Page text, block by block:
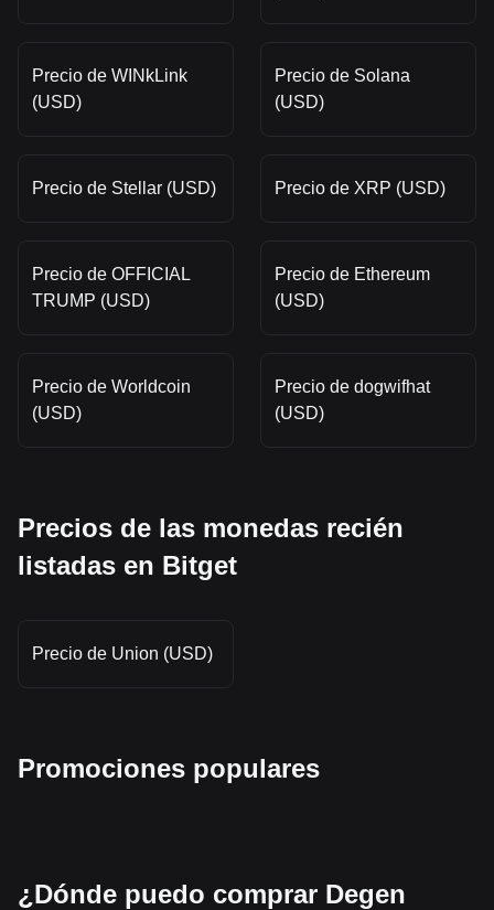
Precio de WINkLink
(USD)
Precio de Solana
(USD)
Precio de Stellar (USD) Precio de XRP (USD)
Precio de OFFICIAL
TRUMP (USD)
Precio de Ethereum
(USD)
Precio de Worldcoin
(USD)
Precio de dogwifhat
(USD)
Precios de las monedas recién
listadas en Bitget
Precio de Union (USD)
Promociones populares
¿Dónde puedo comprar Degen